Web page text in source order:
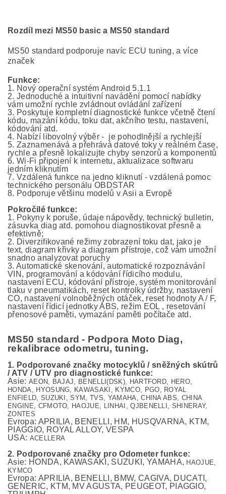
Rozdíl mezi MS50 basic a MS50 standard
MS50 standard podporuje navíc ECU tuning, a více
značek
Funkce:
1. Nový operační systém Android 5.1.1
2. Jednoduché a intuitivní navádění pomocí nabídky
vám umožní rychle zvládnout ovládání zařízení
3. Poskytuje kompletní diagnostické funkce včetně čtení
kódu, mazání kódu, toku dat, akčního testu, nastavení,
kódování atd.
4. Nabízí libovolný výběr - je pohodlnější a rychlejší
5. Zaznamenává a přehrává datové toky v reálném čase,
rychle a přesně lokalizujte chyby senzorů a komponentů
6. Wi-Fi připojení k internetu, aktualizace softwaru
jedním kliknutím
7. Vzdálená funkce na jedno kliknutí - vzdálená pomoc
technického personálu OBDSTAR
8. Podporuje většinu modelů v Asii a Evropě
Pokročilé funkce:
1. Pokyny k poruše, údaje nápovědy, technický bulletin,
zásuvka diag atd. pomohou diagnostikovat přesně a
efektivně;
2. Diverzifikované režimy zobrazení toku dat, jako je
text, diagram křivky a diagram přístroje, což vám umožní
snadno analyzovat poruchy
3. Automatické skenování, automatické rozpoznávání
VIN, programování a kódování řídicího modulu,
nastavení ECU, kódování přístroje, systém monitorování
tlaku v pneumatikách, reset kontrolky údržby, nastavení
CO, nastavení volnoběžných otáček, reset hodnoty A / F,
nastavení řídicí jednotky ABS, režim EOL , resetování
přenosové paměti, vymazání paměti počítače atd.
MS50 standard - Podpora Moto Diag,
rekalibrace odometru, tuning.
1. Podporované značky motocyklů / sněžných skútrů
/ ATV / UTV pro diagnostické funkce:
Asie: AEON, BAJAJ, BENELLI(DSK), HARTFORD, HERO,
HONDA, HYOSUNG, KAWASAKI, KYMCO, PGO, ROYAL
ENFIELD, SUZUKI, SYM, TVS, YAMAHA,CHINA ABS, CHINA
ENGINE, CFMOTO, HAOJUE, LINHAI, QJBENELLI, SHINERAY,
ZONTES
Evropa: APRILIA, BENELLI, HM, HUSQVARNA, KTM,
PIAGGIO, ROYAL ALLOY, VESPA
USA: ACELLERA
2. Podporované značky pro Odometer funkce:
Asie: HONDA, KAWASAKI, SUZUKI, YAMAHA, HAOJUE,
KYMCO
Evropa: APRILIA, BENELLI, BMW, CAGIVA, DUCATI,
GENERIC, KTM, MV AGUSTA, PEUGEOT, PIAGGIO,